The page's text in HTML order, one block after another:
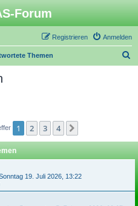
Forum
Anmelden
Registrieren
Themen
1 2 3 4
19. Juli 2026, 13:22